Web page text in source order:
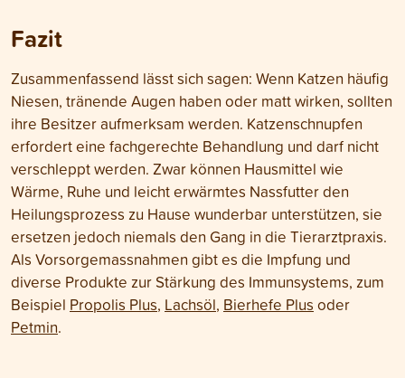
Fazit
Zusammenfassend lässt sich sagen: Wenn Katzen häufig
Niesen, tränende Augen haben oder matt wirken, sollten
ihre Besitzer aufmerksam werden. Katzenschnupfen
erfordert eine fachgerechte Behandlung und darf nicht
verschleppt werden. Zwar können Hausmittel wie
Wärme, Ruhe und leicht erwärmtes Nassfutter den
Heilungsprozess zu Hause wunderbar unterstützen, sie
ersetzen jedoch niemals den Gang in die Tierarztpraxis.
Als Vorsorgemassnahmen gibt es die Impfung und
diverse Produkte zur Stärkung des Immunsystems, zum
Beispiel Propolis Plus, Lachsöl, Bierhefe Plus oder
Petmin.